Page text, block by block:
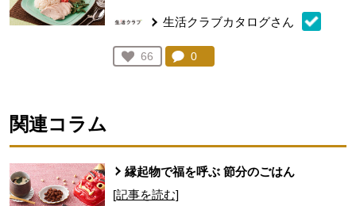
生活クラブカタログさん
お気に入り登録：
66
人が登録
コメント：
0
関連コラム
縁起物で福を呼ぶ 節分のごはん
[記事を読む]